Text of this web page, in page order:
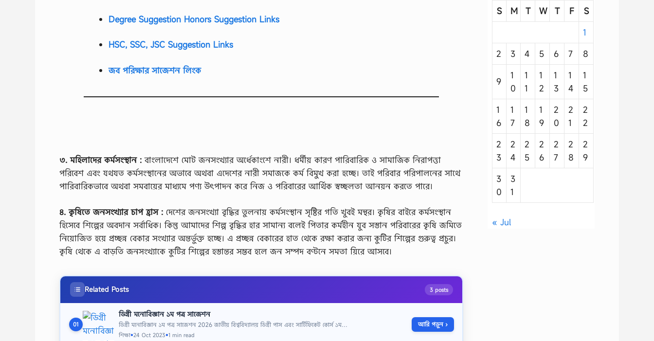
Degree Suggestion Honors Suggestion Links
HSC, SSC, JSC Suggestion Links
জব পরিক্ষার সাজেশন লিংক
৩. মহিলাদের কর্মসংস্থান : বাংলাদেশে মোট জনসংখ্যার অর্ধেকাংশে নারী। ধর্মীয় কারণ পারিবারিক ও সামাজিক নিরাপত্তা
পরিবেশ এবং যথযত কর্মসংস্থানের অভাবে অথবা এদেশের নারী সমাজকে কর্ম বিমুখ করা হচ্ছে। তাই পরিবার পরিপালনের সাথে
পারিবারিকভাবে অথবা সমবায়ের মাধ্যমে পণ্য উৎপাদন করে নিজ ও পরিবারের আর্থিক স্বচ্ছলতা আনয়ন করতে পারে।
৪. কৃষিতে জনসংখ্যার চাপ হ্রাস : দেশের জনসংখ্যা বৃদ্ধির তুলনায় কর্মসংস্থান সৃষ্টির গতি খুবই মন্থর। কৃষির বাইরে কর্মসংস্থান
হিসেবে শিল্পের অবদান সর্বাধিক। কিন্তু আমাদের শিল্প বৃদ্ধির হার সামান্য বলেই পিতার কর্মহীন যুব সস্তান পরিবারের কৃষি জমিতে
নিয়োজিত হয়ে প্রচ্ছন্ন বেকার সংখ্যার অন্তর্ভুক্ত হচ্ছে। এ প্রচ্ছন্ন বেকারের হাত থেকে রক্ষা করার জন্য কুটির শিল্পের গুরুত্ব প্রচুর।
কৃষি থেকে এ বাড়তি জনসংখ্যাকে কুটির শিল্পের হস্তান্তর সম্ভব হলে জন সম্পদ বণ্টনে সমতা য়িরে আসবে।
Related Posts 3 posts
01
ডিগ্রী মনোবিজ্ঞান ১ম পত্র সাজেশন
ডিগ্রী মনোবিজ্ঞান ১ম পত্র সাজেশন 2026 জাতীয় বিশ্ববিদ্যালয় ডিগ্রী পাস এবং সার্টিফিকেট কোর্স ১ম…
শিক্ষা●24 Oct 2023●1 min read
আরি পড়ুন ›
S
M T W T F
S
1
2
3 4 5 6 7 8
9
1
0
1
1
1
2
1
3
1
4
1
5
1
6
1
7
1
8
1
9
2
0
2
1
2
2
2
3
2
4
2
5
2
6
2
7
2
8
2
9
3
0
3
1
« Jul